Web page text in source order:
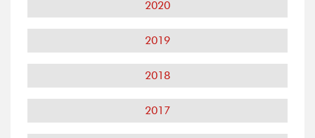
2020
2019
2018
2017